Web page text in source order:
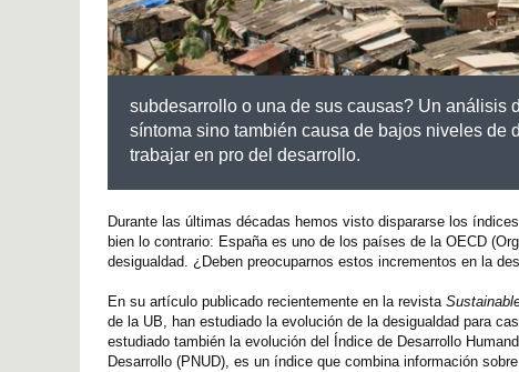
subdesarrollo o una de sus causas? Un análisis
síntoma sino también causa de bajos niveles de
trabajar en pro del desarrollo.
Durante las últimas décadas hemos visto dispararse los
bien lo contrario: España es uno de los países de la OECD
desigualdad. ¿Deben preocuparnos estos incrementos en la
En su artículo publicado recientemente en la revista
de la UB, han estudiado la evolución de la desigualdad para
estudiado también la evolución del Índice de Desarrollo
Desarrollo (PNUD), es un índice que combina información